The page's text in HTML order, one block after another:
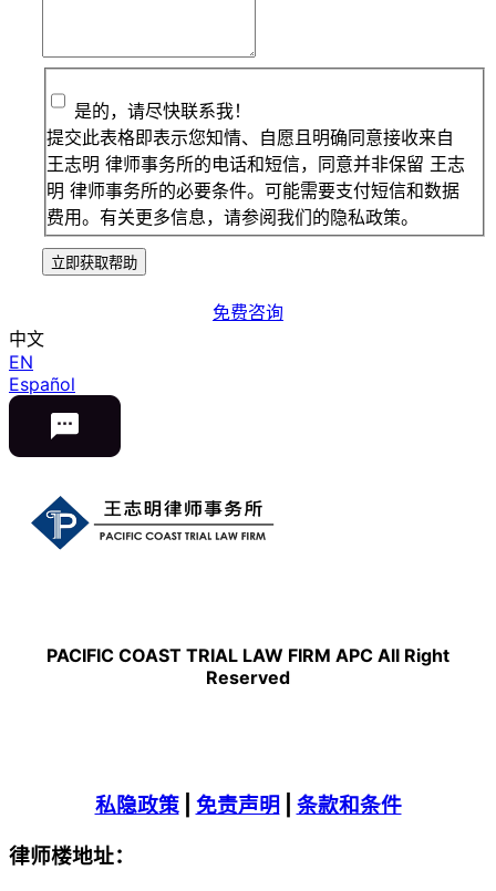
是的，请尽快联系我！
提交此表格即表示您知情、自愿且明确同意接收来自
王志明 律师事务所的电话和短信，同意并非保留 王志
明 律师事务所的必要条件。可能需要支付短信和数据
费用。有关更多信息，请参阅我们的隐私政策。
立即获取帮助
免费咨询
中文
EN
Español
PACIFIC COAST TRIAL LAW FIRM APC All Right
Reserved
私隐政策| 免责声明
条款和条件
律师楼地址：